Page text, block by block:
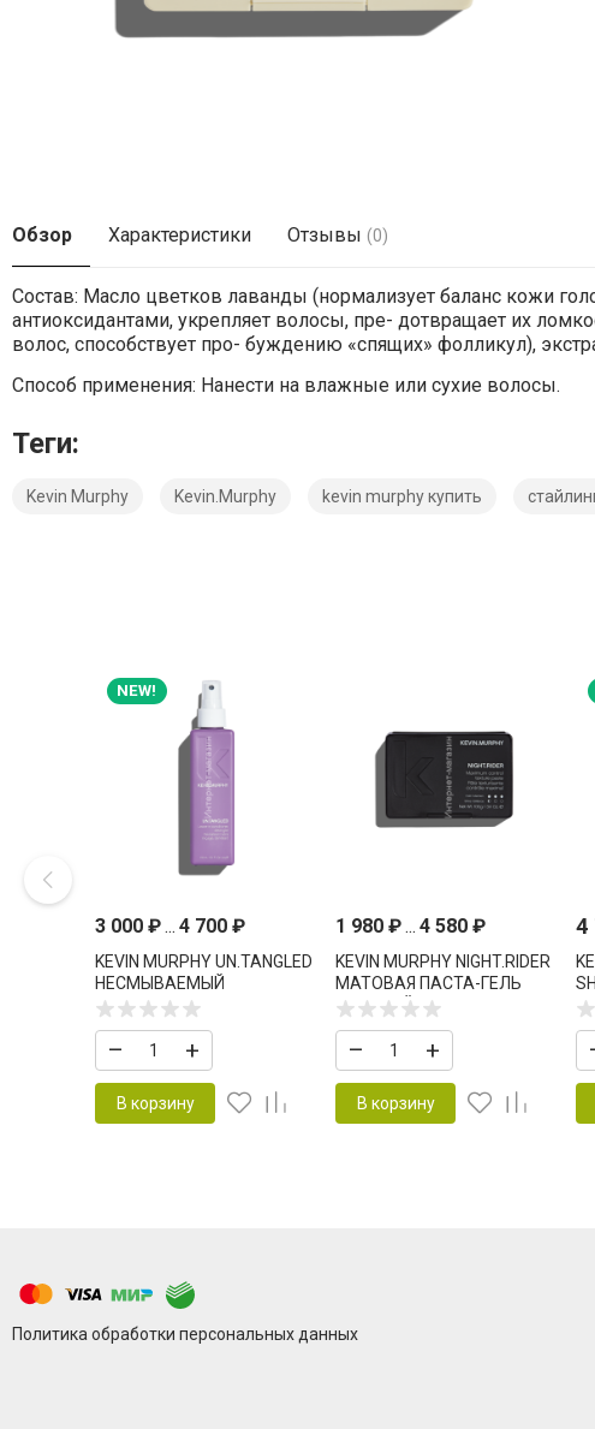
Обзор Характеристики Отзывы (0)
Состав: Масло цветков лаванды (нормализует баланс кожи
антиоксидантами, укрепляет волосы, пре- дотвращает их
волос, способствует про- буждению «cпящих» фолликул),
Способ применения: Нанести на влажные или сухие волосы.
Теги:
Kevin Murphy Kevin.Murphy kevin murphy купить
NEW!
3 000 ₽... 4 700 ₽
KEVIN MURPHY UN.TANGLED
НЕСМЫВАЕМЫЙ
КОНДИЦИОНЕР ДЛЯ
ЛЕГКОГО РАСЧЕСЫВАНИЯ
– +
В корзину
1 980 ₽... 4 580 ₽
KEVIN MURPHY NIGHT.RIDER
МАТОВАЯ ПАСТА-ГЕЛЬ
СИЛЬНОЙ ФИКСАЦИИ
– +
В корзину
4
Политика обработки персональных данных